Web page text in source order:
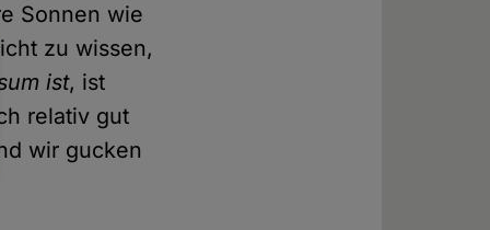
Sonnen wie
zu wissen,
ist, ist
relativ gut
wir gucken